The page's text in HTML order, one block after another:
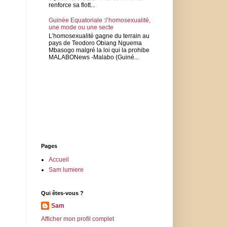
renforce sa flott...
Guinée Equatoriale :l’homosexualité,
une mode ou une secte
L’homosexualité gagne du terrain au
pays de Teodoro Obiang Nguema
Mbasogo malgré la loi qui la prohibe
MALABONews -Malabo (Guiné...
Pages
Accueil
Sam lumiere
Qui êtes-vous ?
Sam
Afficher mon profil complet